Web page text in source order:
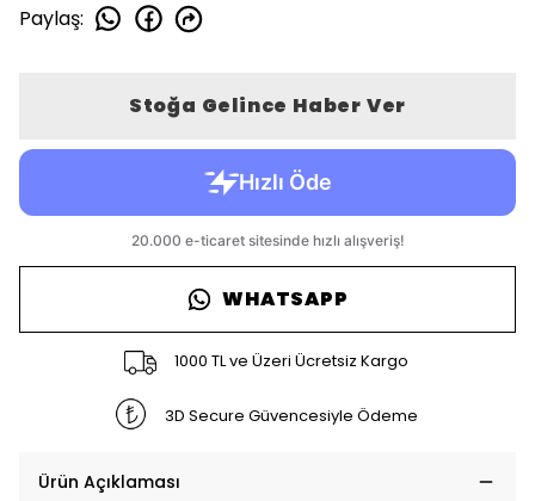
Paylaş:
Stoğa Gelince Haber Ver
WHATSAPP
1000 TL ve Üzeri Ücretsiz Kargo
3D Secure Güvencesiyle Ödeme
Ürün Açıklaması